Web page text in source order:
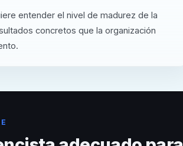
entender el nivel de madurez de la
concretos que la organización